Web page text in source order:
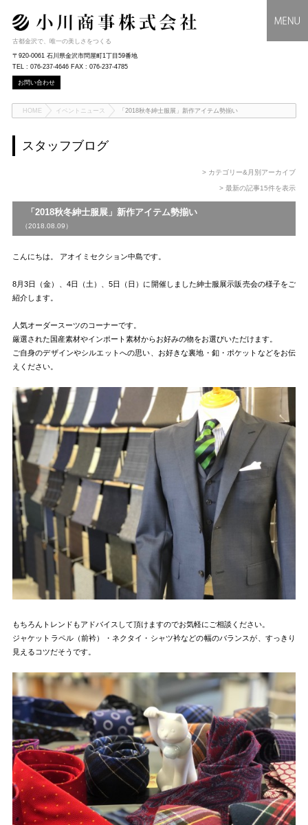
古都金沢で、唯一の美しさをつくる
〒920-0061 石川県金沢市問屋町1丁目59番地
TEL : 076-237-4646 FAX : 076-237-4785
お問い合わせ
HOME イベントニュース 「2018秋冬紳士服展」新作アイテム勢揃い
スタッフブログ
> カテゴリー&月別アーカイブ
> 最新の記事15件を表示
「2018秋冬紳士服展」新作アイテム勢揃い
（2018.08.09）
こんにちは。 アオイミセクション中島です。
8月3日（金）、4日（土）、5日（日）に開催しました紳士服展示販売会の様子をご
紹介します。
人気オーダースーツのコーナーです。
厳選された国産素材やインポート素材からお好みの物をお選びいただけます。
ご自身のデザインやシルエットへの思い、お好きな裏地・釦・ポケットなどをお伝
えください。
もちろんトレンドもアドバイスして頂けますのでお気軽にご相談ください。
ジャケットラペル（前衿）・ネクタイ・シャツ衿などの幅のバランスが、すっきり
見えるコツだそうです。